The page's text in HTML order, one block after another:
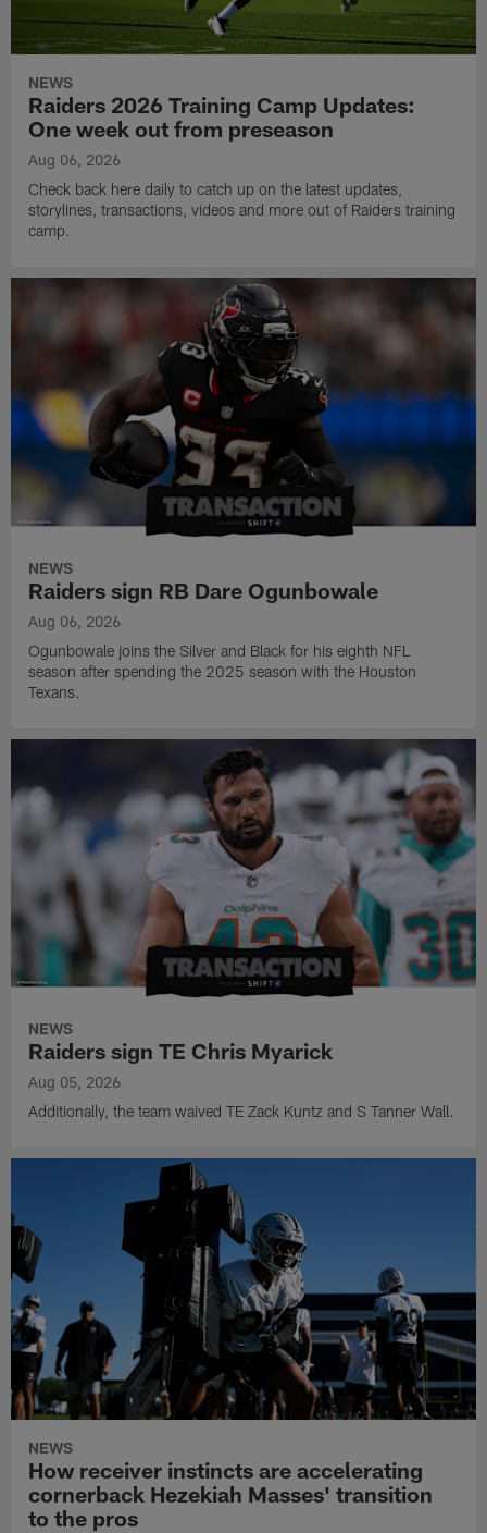
NEWS
Raiders 2026 Training Camp Updates:
One week out from preseason
Aug 06, 2026
Check back here daily to catch up on the latest updates,
storylines, transactions, videos and more out of Raiders training
camp.
NEWS
Raiders sign RB Dare Ogunbowale
Aug 06, 2026
Ogunbowale joins the Silver and Black for his eighth NFL
season after spending the 2025 season with the Houston
Texans.
NEWS
Raiders sign TE Chris Myarick
Aug 05, 2026
Additionally, the team waived TE Zack Kuntz and S Tanner Wall.
NEWS
How receiver instincts are accelerating
cornerback Hezekiah Masses' transition
to the pros